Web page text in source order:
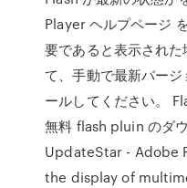
Player ヘルプページ
要であると表示され
て、手動で最新バー
ールしてください。
無料 flash pluin のダ
UpdateStar - Adobe
the display of